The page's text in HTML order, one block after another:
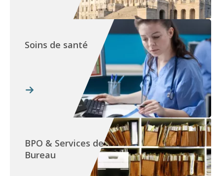
Soins de santé
BPO & Services de
Bureau